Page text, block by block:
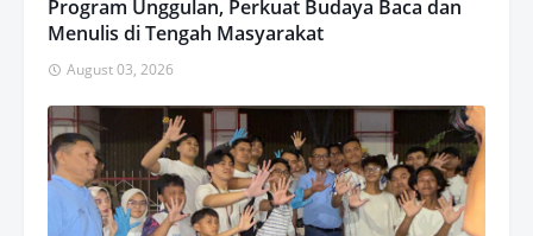
Program Unggulan, Perkuat Budaya Baca dan
Menulis di Tengah Masyarakat
August 03, 2026